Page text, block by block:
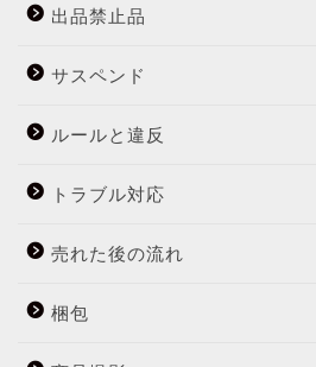
出品禁止品
サスペンド
ルールと違反
トラブル対応
売れた後の流れ
梱包